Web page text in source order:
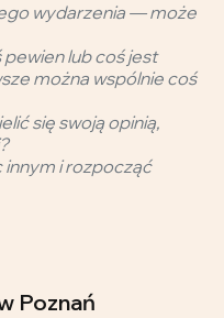
wydarzenia — może
lub coś jest
można wspólnie coś
się swoją opinią,
i rozpocząć
Poznań